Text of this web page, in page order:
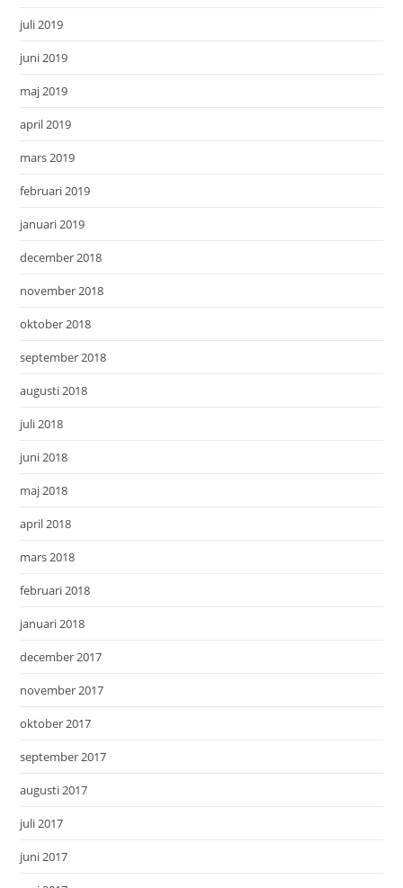
juli 2019
juni 2019
maj 2019
april 2019
mars 2019
februari 2019
januari 2019
december 2018
november 2018
oktober 2018
september 2018
augusti 2018
juli 2018
juni 2018
maj 2018
april 2018
mars 2018
februari 2018
januari 2018
december 2017
november 2017
oktober 2017
september 2017
augusti 2017
juli 2017
juni 2017